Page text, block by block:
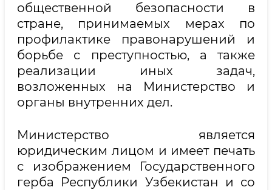
общественной безопасности в
стране, принимаемых мерах по
профилактике правонарушений и
борьбе с преступностью, а также
реализации иных задач,
возложенных на Министерство и
органы внутренних дел.
Министерство является
юридическим лицом и имеет печать
с изображением Государственного
герба Республики Узбекистан и со